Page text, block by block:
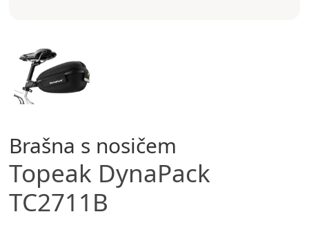
Brašna s nosičem
TopeakDynaPack
TC2711B